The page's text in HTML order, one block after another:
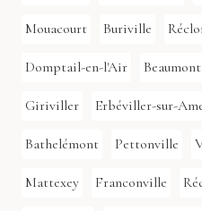
Mouacourt Buriville
Domptail-en-l'Air Beaumont
Giriviller Erbéviller-sur-
Bathelémont Pettonville
Mattexey Franconville